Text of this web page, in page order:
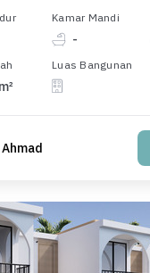
Kamar Mandi
-
Luas Bangunan